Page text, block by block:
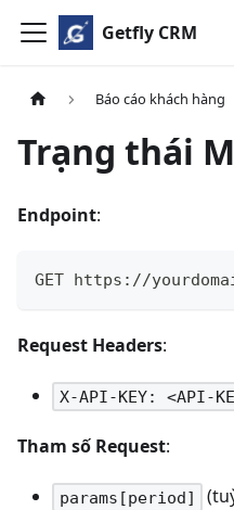
Getfly CRM
Báo cáo khách hàng
Trạng thái
Endpoint:
GET https://
Request Headers:
X-API-KEY: <API-
Tham số Request:
params[period]